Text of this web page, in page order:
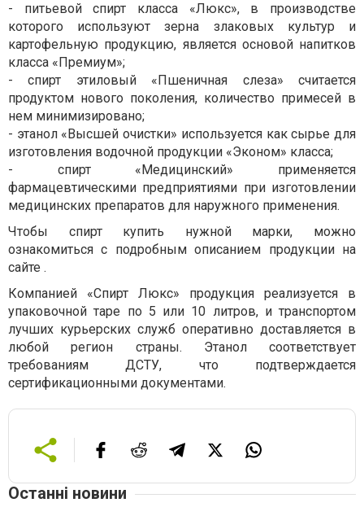
- питьевой спирт класса «Люкс», в производстве
которого используют зерна злаковых культур и
картофельную продукцию, является основой напитков
класса «Премиум»;
- спирт этиловый «Пшеничная слеза» считается
продуктом нового поколения, количество примесей в
нем минимизировано;
- этанол «Высшей очистки» используется как сырье для
изготовления водочной продукции «Эконом» класса;
- спирт «Медицинский» применяется
фармацевтическими предприятиями при изготовлении
медицинских препаратов для наружного применения.
Чтобы спирт купить нужной марки, можно
ознакомиться с подробным описанием продукции на
сайте .
Компанией «Спирт Люкс» продукция реализуется в
упаковочной таре по 5 или 10 литров, и транспортом
лучших курьерских служб оперативно доставляется в
любой регион страны. Этанол соответствует
требованиям ДСТУ, что подтверждается
сертификационными документами.
Останні новини